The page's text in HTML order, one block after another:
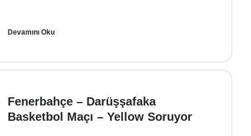
Devamını Oku
Fenerbahçe – Darüşşafaka
Basketbol Maçı – Yellow Soruyor